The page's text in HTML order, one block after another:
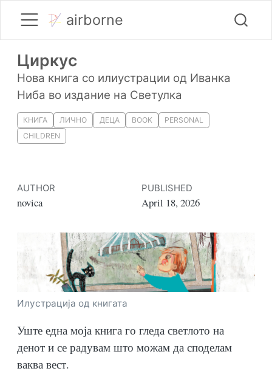
airborne
Циркус
Нова книга со илиустрации од Иванка
Ниба во издание на Светулка
КНИГА ЛИЧНО ДЕЦА BOOK
PERSONAL
CHILDREN
AUTHOR
novica
PUBLISHED
April 18, 2026
Илустрација од книгата
Уште една моја книга го гледа светлото на
денот и се радувам што можам да споделам
ваква вест.